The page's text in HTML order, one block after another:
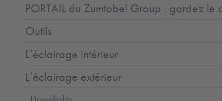
PORTAIL du Zumtobel Group : gardez le
Outils
L’éclairage intérieur
L’éclairage extérieur